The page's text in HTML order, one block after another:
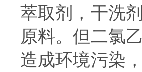
萃取剂，干洗
原料。但二氯
造成环境污染